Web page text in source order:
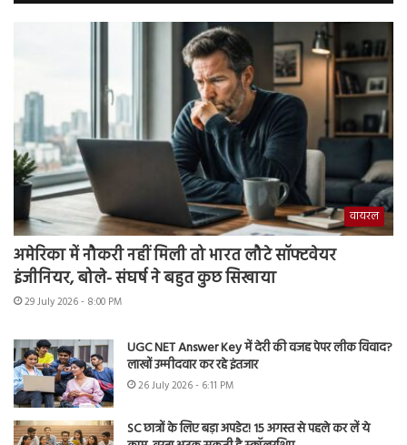
वायरल
अमेरिका में नौकरी नहीं मिली तो भारत लौटे सॉफ्टवेयर
इंजीनियर, बोले- संघर्ष ने बहुत कुछ सिखाया
29 July 2026 - 8:00 PM
UGC NET Answer Key में देरी की वजह पेपर लीक विवाद?
लाखों उम्मीदवार कर रहे इंतजार
26 July 2026 - 6:11 PM
SC छात्रों के लिए बड़ा अपडेट! 15 अगस्त से पहले कर लें ये